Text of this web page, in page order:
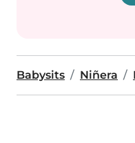
Babysits Niñera